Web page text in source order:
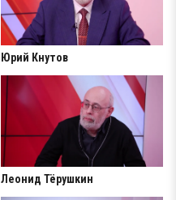
Юрий Кнутов
Леонид Тёрушкин